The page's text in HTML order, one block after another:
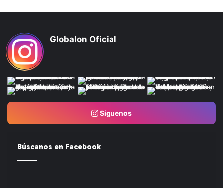
Globalon Oficial
Siguenos
Búscanos en Facebook